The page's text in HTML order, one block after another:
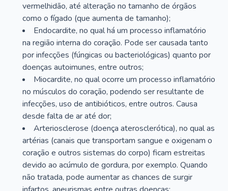
vermelhidão, até alteração no tamanho de órgãos
como o fígado (que aumenta de tamanho);
Endocardite, no qual há um processo inflamatório
na região interna do coração. Pode ser causada tanto
por infecções (fúngicas ou bacteriológicas) quanto por
doenças autoimunes, entre outros;
Miocardite, no qual ocorre um processo inflamatório
no músculos do coração, podendo ser resultante de
infecções, uso de antibióticos, entre outros. Causa
desde falta de ar até dor;
Arteriosclerose (doença aterosclerótica), no qual as
artérias (canais que transportam sangue e oxigenam o
coração e outros sistemas do corpo) ficam estreitas
devido ao acúmulo de gordura, por exemplo. Quando
não tratada, pode aumentar as chances de surgir